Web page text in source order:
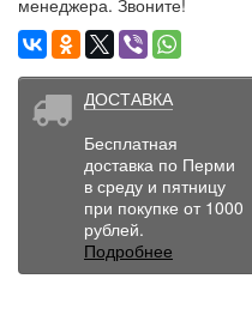
ДОСТАВКА
Бесплатная
доставка по Перми
в среду и пятницу
при покупке от 1000
рублей.
Подробнее